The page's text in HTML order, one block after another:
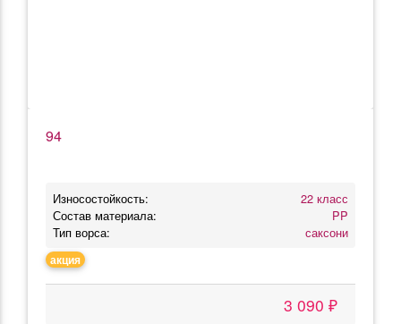
94
Износостойкость:
22 класс
Состав материала:
PP
Тип ворса:
саксони
акция
3 090 ₽